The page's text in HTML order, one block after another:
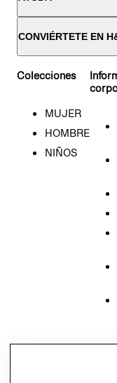
CONVIÉRTETE EN
Colecciones
MUJER
HOMBRE
NIÑOS